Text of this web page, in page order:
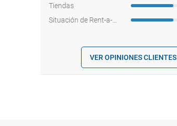
Tiendas
VER OPINIONES CLIENTES